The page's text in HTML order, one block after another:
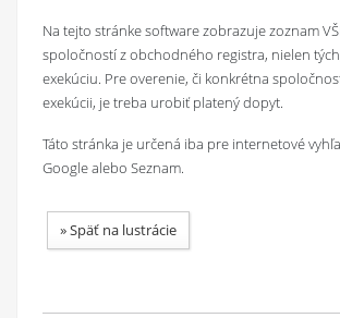
Na tejto stránke software zobrazuje zoznam
spoločností z obchodného registra, nielen
exekúciu. Pre overenie, či konkrétna
exekúcii, je treba urobiť platený dopyt.
Táto stránka je určená iba pre internetové
Google alebo Seznam.
»Späť na lustrácie